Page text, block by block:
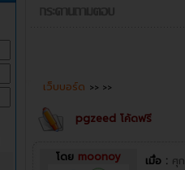
เว็บบอร์ด >> >>
pgzeed โค้ดฟรี
โดย moonoy เมื่อ : ศุ